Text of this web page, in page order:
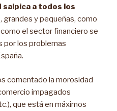
a todos los
grandes y pequeñas, como
el sector financiero se
por los problemas
comentado la morosidad
impagados
que está en máximos